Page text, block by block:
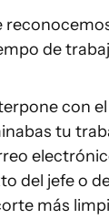
de
con
tu
del jefe o
más